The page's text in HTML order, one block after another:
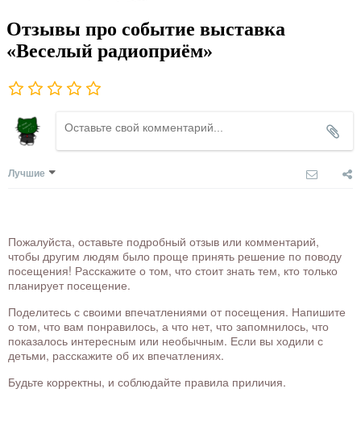
Отзывы про событие выставка
«Веселый радиоприём»
Лучшие
Пожалуйста, оставьте подробный отзыв или комментарий,
чтобы другим людям было проще принять решение по поводу
посещения! Расскажите о том, что стоит знать тем, кто только
планирует посещение.
Поделитесь с своими впечатлениями от посещения. Напишите
о том, что вам понравилось, а что нет, что запомнилось, что
показалось интересным или необычным. Если вы ходили с
детьми, расскажите об их впечатлениях.
Будьте корректны, и соблюдайте правила приличия.